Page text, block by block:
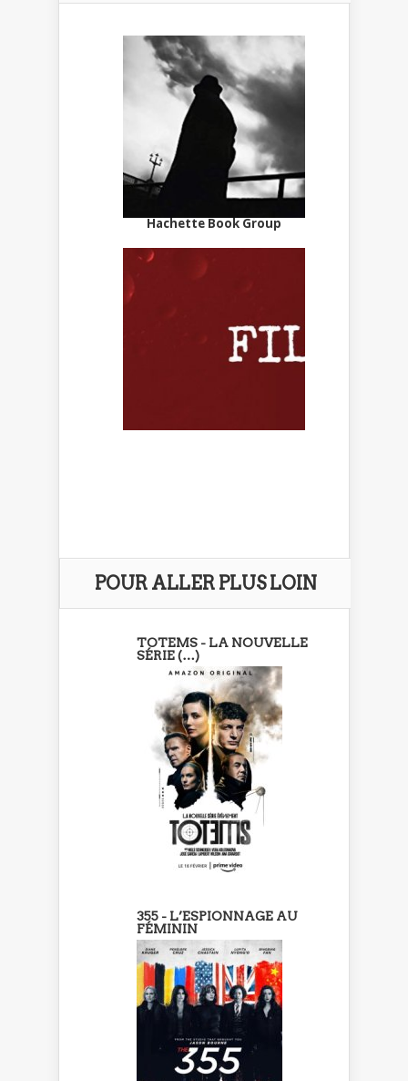
Hachette Book Group
POUR ALLER PLUS LOIN
TOTEMS - LA NOUVELLE
SÉRIE (…)
355 - L’ESPIONNAGE AU
FÉMININ